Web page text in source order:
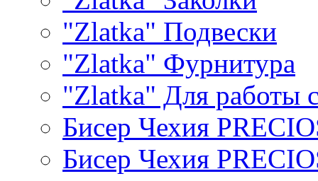
"Zlatka" Подвески
"Zlatka" Фурнитура
"Zlatka" Для работы
Бисер Чехия
Бисер Чехия